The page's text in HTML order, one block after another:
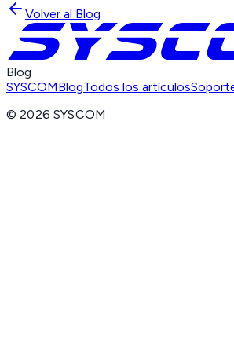
Volver al Blog
Blog
SYSCOMBlogTodos los artículos
©2026 SYSCOM